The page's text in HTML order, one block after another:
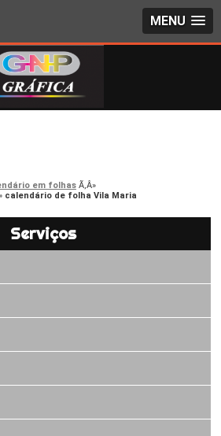
MENU
em folhas
calendário de folha Vila Maria
Serviços